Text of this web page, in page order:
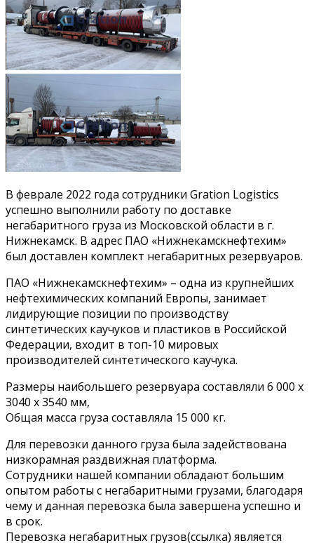
В феврале 2022 года сотрудники Gration Logistics
успешно выполнили работу по доставке
негабаритного груза из Московской области в г.
Нижнекамск. В адрес ПАО «Нижнекамскнефтехим»
был доставлен комплект негабаритных резервуаров.
ПАО «Нижнекамскнефтехим» – одна из крупнейших
нефтехимических компаний Европы, занимает
лидирующие позиции по производству
синтетических каучуков и пластиков в Российской
Федерации, входит в топ-10 мировых
производителей синтетического каучука.
Размеры наибольшего резервуара составляли 6 000 х
3040 х 3540 мм,
Общая масса груза составляла 15 000 кг.
Для перевозки данного груза была задействована
низкорамная раздвижная платформа.
Сотрудники нашей компании обладают большим
опытом работы с негабаритными грузами, благодаря
чему и данная перевозка была завершена успешно и
в срок.
Перевозка негабаритных грузов(ссылка) является